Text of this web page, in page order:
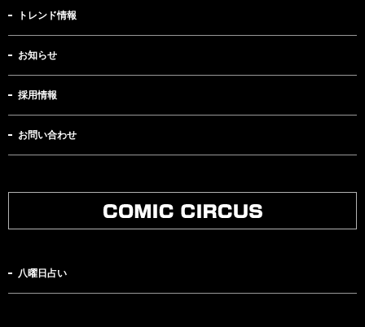
トレンド情報
お知らせ
採用情報
お問い合わせ
八曜日占い